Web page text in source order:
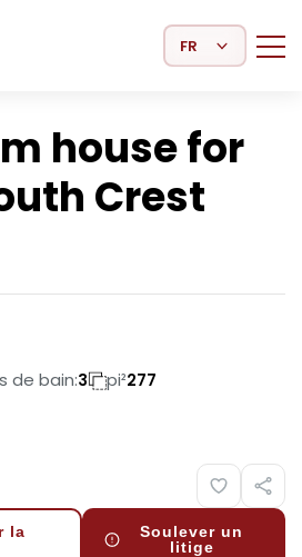
Select Language
house for
Crest
de bain:3 pi²277
la
Soulever un
litige